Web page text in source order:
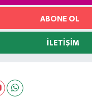
ABONE OL
İLETIŞIM